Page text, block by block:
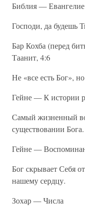
Библия —
Господи, да будешь
Бар Кохба (перед
Таанит, 4:6
Не «все есть Бог»,
Гейне — К истории
Самый жизненный
существовании Бога.
Гейне —
Бог скрывает Себя
нашему сердцу.
Зохар — Числа